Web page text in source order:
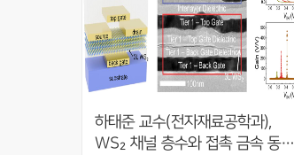
하태준 교수(전자재료공학과),
WS₂ 채널 층수와 접촉 금속 동시